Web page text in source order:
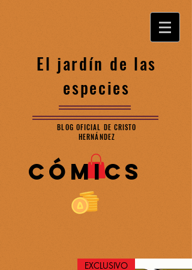
El jardín de las
especies
BLOG OFICIAL DE CRISTO
HERNÁNDEZ
cÓmics
EXCLUSIVO